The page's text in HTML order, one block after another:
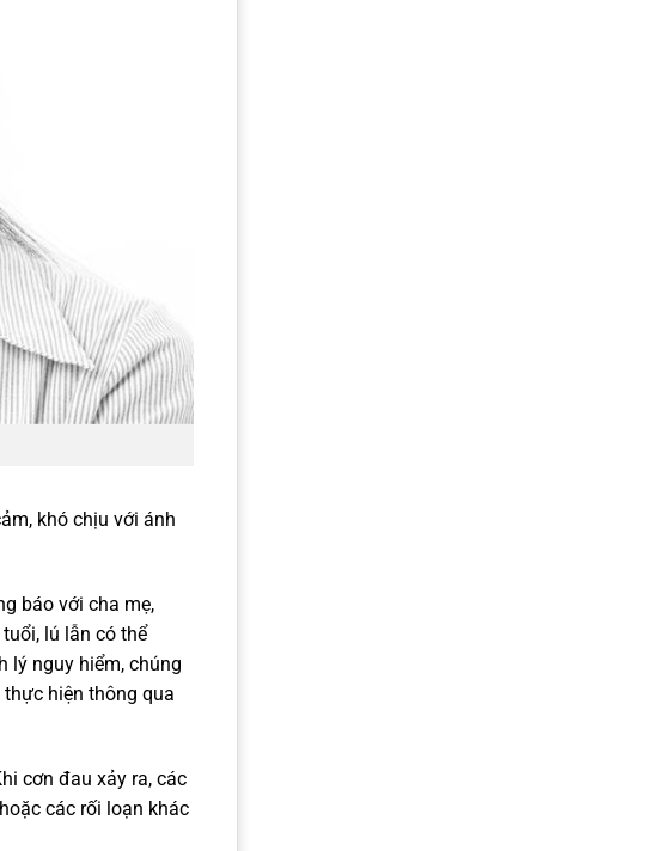
khó chịu với ánh
báo với cha mẹ,
lú lẫn có thể
lý nguy hiểm, chúng
hiện thông qua
cơn đau xảy ra, các
các rối loạn khác